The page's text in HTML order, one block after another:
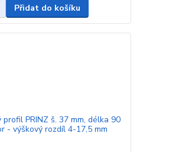
Přidat do košíku